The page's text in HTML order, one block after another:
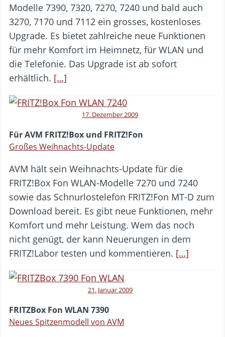
Modelle 7390, 7320, 7270, 7240 und bald auch
3270, 7170 und 7112 ein grosses, kostenloses
Upgrade. Es bietet zahlreiche neue Funktionen
für mehr Komfort im Heimnetz, für WLAN und
die Telefonie. Das Upgrade ist ab sofort
erhältlich. […]
17. Dezember 2009
Für AVM FRITZ!Box und FRITZ!Fon
Großes Weihnachts-Update
AVM hält sein Weihnachts-Update für die
FRITZ!Box Fon WLAN-Modelle 7270 und 7240
sowie das Schnurlostelefon FRITZ!Fon MT-D zum
Download bereit. Es gibt neue Funktionen, mehr
Komfort und mehr Leistung. Wem das noch
nicht genügt, der kann Neuerungen in dem
FRITZ!Labor testen und kommentieren. […]
21. Januar 2009
FRITZBox Fon WLAN 7390
Neues Spitzenmodell von AVM